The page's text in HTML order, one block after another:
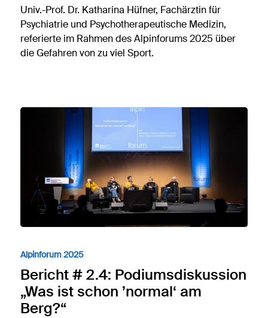
Univ.-Prof. Dr. Katharina Hüfner, Fachärztin für
Psychiatrie und Psychotherapeutische Medizin,
referierte im Rahmen des Alpinforums 2025 über
die Gefahren von zu viel Sport.
Alpinforum 2025
Bericht # 2.4: Podiumsdiskussion
„Was ist schon ’normal‘ am
Berg?“